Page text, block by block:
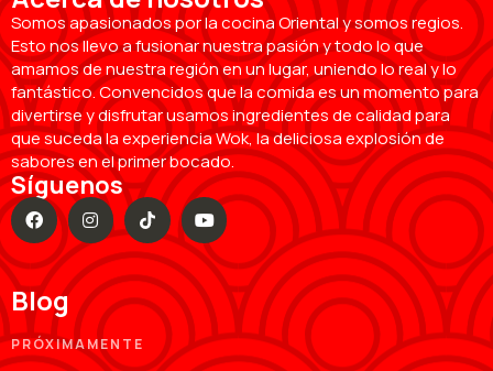
Somos apasionados por la cocina Oriental y somos regios.
Esto nos llevo a fusionar nuestra pasión y todo lo que
amamos de nuestra región en un lugar, uniendo lo real y lo
fantástico. Convencidos que la comida es un momento para
divertirse y disfrutar usamos ingredientes de calidad para
que suceda la experiencia Wok, la deliciosa explosión de
sabores en el primer bocado.
Síguenos
Blog
PRÓXIMAMENTE